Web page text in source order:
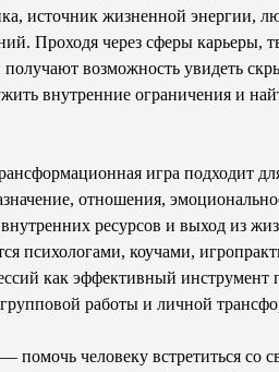
источник жизненной энергии,
Проходя через сферы карьеры,
получают возможность увидеть
внутренние ограничения и
игра подходит
отношения,
ресурсов и выход из
психологами, коучами,
как эффективный инструмент
групповой работы и личной
помочь человеку встретиться со